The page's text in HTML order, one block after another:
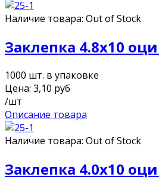
Наличие товара: Out of Stock
Заклепка 4.8х10
1000 шт. в упаковке
Цена: 3,10 руб
/шт
Описание товара
Наличие товара: Out of Stock
Заклепка 4.0х10